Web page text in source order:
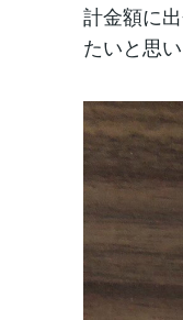
計金額に
たいと思